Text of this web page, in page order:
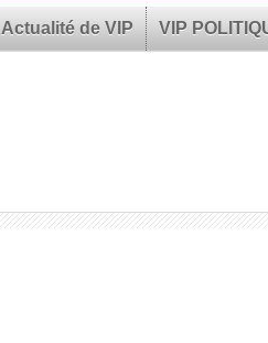
Actualité de VIP VIP